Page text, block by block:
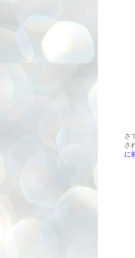
さ
さ
に